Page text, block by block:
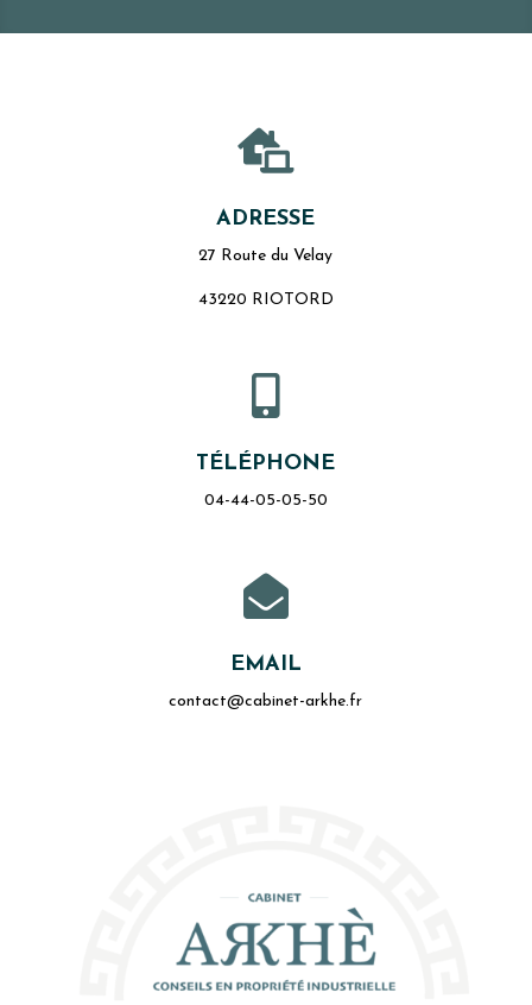

ADRESSE
27 Route du Velay
43220 RIOTORD

TÉLÉPHONE
04-44-05-05-50

EMAIL
contact@cabinet-arkhe.fr